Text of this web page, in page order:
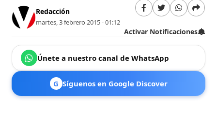
Redacción
martes, 3 febrero 2015 - 01:12
Activar Notificaciones
Únete a nuestro canal de WhatsApp
G Síguenos en Google Discover